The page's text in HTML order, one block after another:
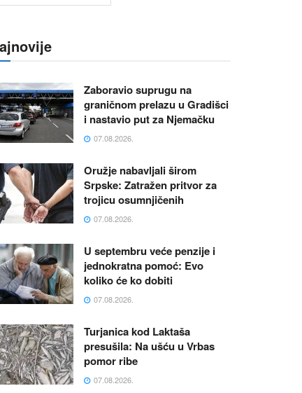
Zaboravio suprugu na
graničnom prelazu u Gradišci
i nastavio put za Njemačku
07.08.2026.
Oružje nabavljali širom
Srpske: Zatražen pritvor za
trojicu osumnjičenih
07.08.2026.
U septembru veće penzije i
jednokratna pomoć: Evo
koliko će ko dobiti
07.08.2026.
Turjanica kod Laktaša
presušila: Na ušću u Vrbas
pomor ribe
07.08.2026.